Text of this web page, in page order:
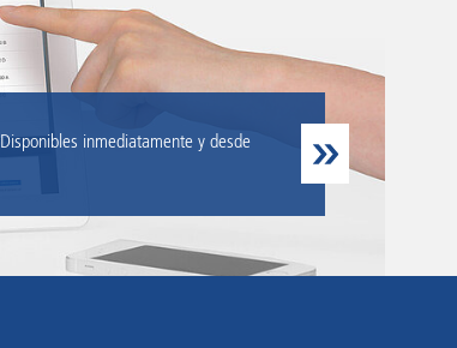
Disponibles inmediatamente y desde